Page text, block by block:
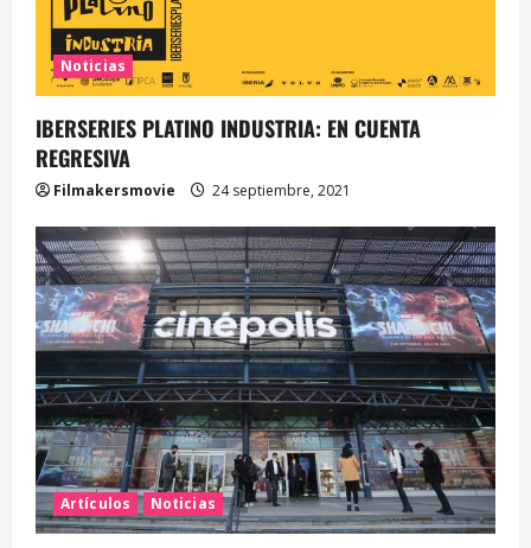
Noticias
IBERSERIES PLATINO INDUSTRIA: EN CUENTA
REGRESIVA
Filmakersmovie 24 septiembre, 2021
Artículos Noticias